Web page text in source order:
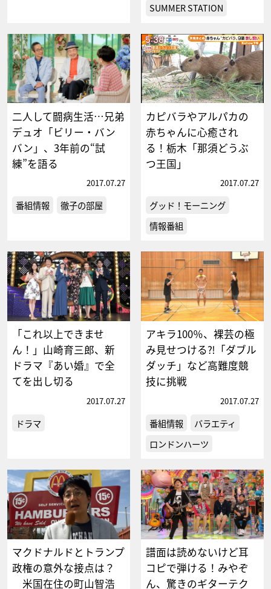
SUMMER STATION
二人して闘病生活…兄弟
デュオ「ビリー・バン
バン」、3年前の“試
練”を語る
2017.07.27
番組情報 徹子の部屋
カピバラやアルパカの
赤ちゃんに心癒され
る！栃木「那須どうぶ
つ王国」
2017.07.27
グッド！モーニング
情報番組
「これ以上できませ
ん！」山崎育三郎、新
ドラマ『あい婚』で全
てを出し切る
2017.07.27
ドラマ
アキラ100％、裸芸の極
み見せつける⁈「ダブル
ダッチ」など高難度競
技に挑戦
2017.07.27
番組情報
バラエティ
ロンドンハーツ
マクドナルドとトランプ
政権の意外な接点は？
米国在住の町山智浩
譜面は読めないけど耳
コピで弾ける！みやぞ
ん、驚きのギターテク